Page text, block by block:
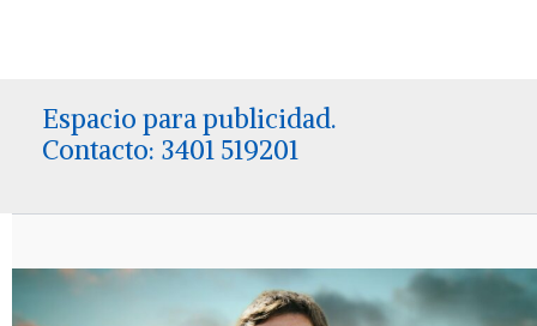
Espacio para publicidad.
Contacto: 3401 519201